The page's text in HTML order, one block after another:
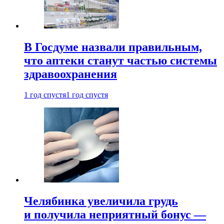
В Госдуме назвали правильным,
что аптеки станут частью системы
здравоохранения
1 год спустя1 год спустя
Челябинка увеличила грудь
и получила неприятный бонус —